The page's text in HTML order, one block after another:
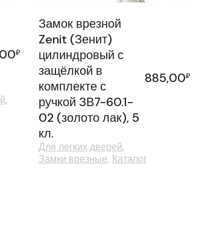
₽
Замок врезной
Zenit (Зенит)
цилиндровый с
защёлкой в
комплекте с
ручкой ЗВ7-60.1-
02 (золото лак), 5
кл.
885,00₽
Для легких дверей
Замки врезные Каталог